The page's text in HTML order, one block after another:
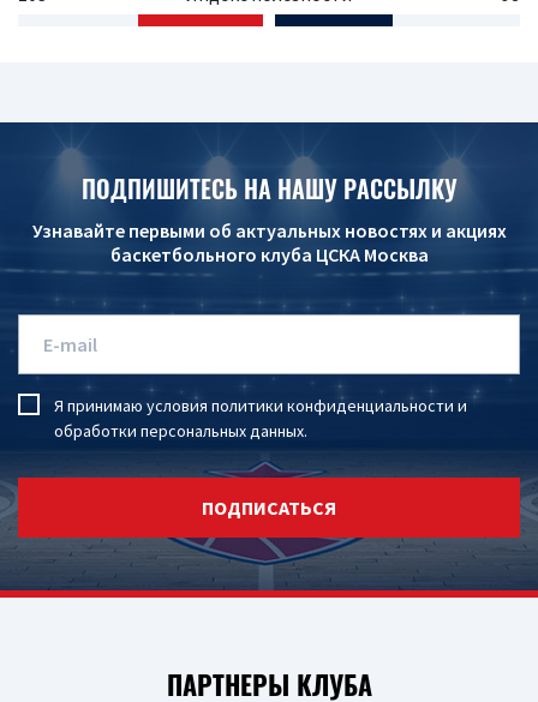
ПОДПИШИТЕСЬ НА НАШУ РАССЫЛКУ
Узнавайте первыми об актуальных новостях и акциях
баскетбольного клуба ЦСКА Москва
Я принимаю условия политики конфиденциальности и
обработки персональных данных.
ПОДПИСАТЬСЯ
ПАРТНЕРЫ КЛУБА